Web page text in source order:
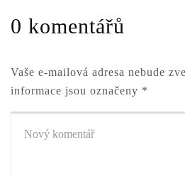
0 komentářů
Vaše e-mailová adresa nebude
informace jsou označeny *
komentář*